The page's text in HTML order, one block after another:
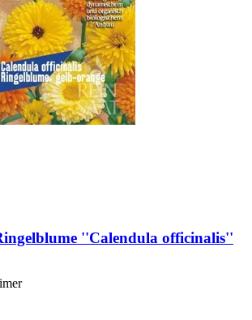
''Calendula officinalis''